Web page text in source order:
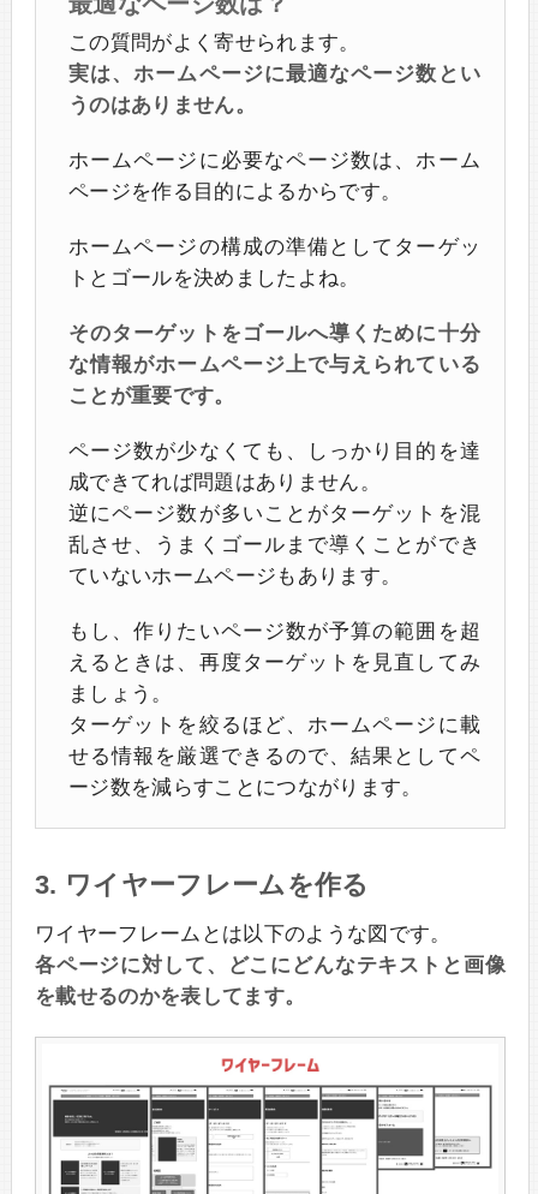
この質問がよく寄せられます。
実は、ホームページに最適なページ数とい
うのはありません。
ホームページに必要なページ数は、ホーム
ページを作る目的によるからです。
ホームページの構成の準備としてターゲッ
トとゴールを決めましたよね。
そのターゲットをゴールへ導くために十分
な情報がホームページ上で与えられている
ことが重要です。
ページ数が少なくても、しっかり目的を達
成できてれば問題はありません。
逆にページ数が多いことがターゲットを混
乱させ、うまくゴールまで導くことができ
ていないホームページもあります。
もし、作りたいページ数が予算の範囲を超
えるときは、再度ターゲットを見直してみ
ましょう。
ターゲットを絞るほど、ホームページに載
せる情報を厳選できるので、結果としてペ
ージ数を減らすことにつながります。
3. ワイヤーフレームを作る
ワイヤーフレームとは以下のような図です。
各ページに対して、どこにどんなテキストと画像
を載せるのかを表してます。